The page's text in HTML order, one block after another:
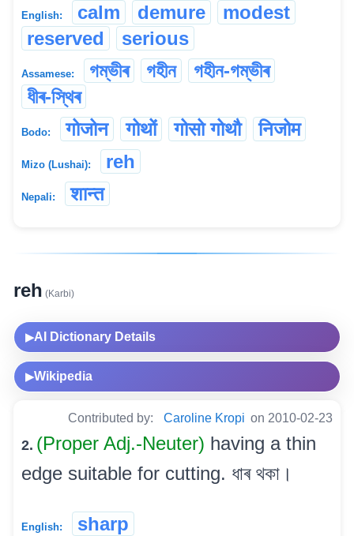
English: calm demure
modest
reserved
serious
Assamese: গম্ভীৰ গহীন
গহীন-গম্ভীৰ
ধীৰ-স্থিৰ
Bodo: गोजोन गोथों गोसो गोथौ निजोम
Mizo (Lushai): reh
Nepali: शान्त
reh (Karbi)
▶AI Dictionary Details
▶Wikipedia
Contributed by: Caroline Kropi on 2010-02-23
2. (Proper Adj.-Neuter) having a thin
edge suitable for cutting. ধাৰ থকা।
English: sharp